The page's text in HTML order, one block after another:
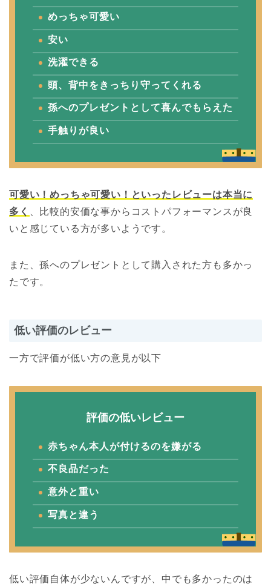
めっちゃ可愛い
安い
洗濯できる
頭、背中をきっちり守ってくれる
孫へのプレゼントとして喜んでもらえた
手触りが良い
可愛い！めっちゃ可愛い！といったレビューは本当に
多く
、比較的安価な事からコストパフォーマンスが良
いと感じている方が多いようです。
また、孫へのプレゼントとして購入された方も多かっ
たです。
低い評価のレビュー
一方で評価が低い方の意見が以下
評価の低いレビュー
赤ちゃん本人が付けるのを嫌がる
不良品だった
意外と重い
写真と違う
低い評価自体が少ないんですが、中でも多かったのは